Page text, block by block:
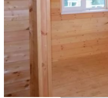
Пилинг